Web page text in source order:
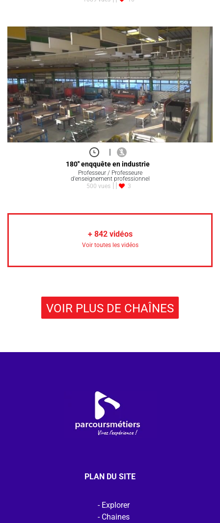
|
180'' enqquête en industrie
Professeur / Professeure
d'enseignement professionnel
500 vues
3
+ 842vidéos
Voir toutes les vidéos
VOIR PLUS DE CHAÎNES
PLAN DU SITE
Explorer
Chaines